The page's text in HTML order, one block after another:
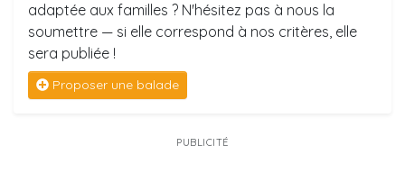
adaptée aux familles ? N'hésitez pas à nous la
soumettre — si elle correspond à nos critères, elle
sera publiée !
Proposer une balade
PUBLICITÉ